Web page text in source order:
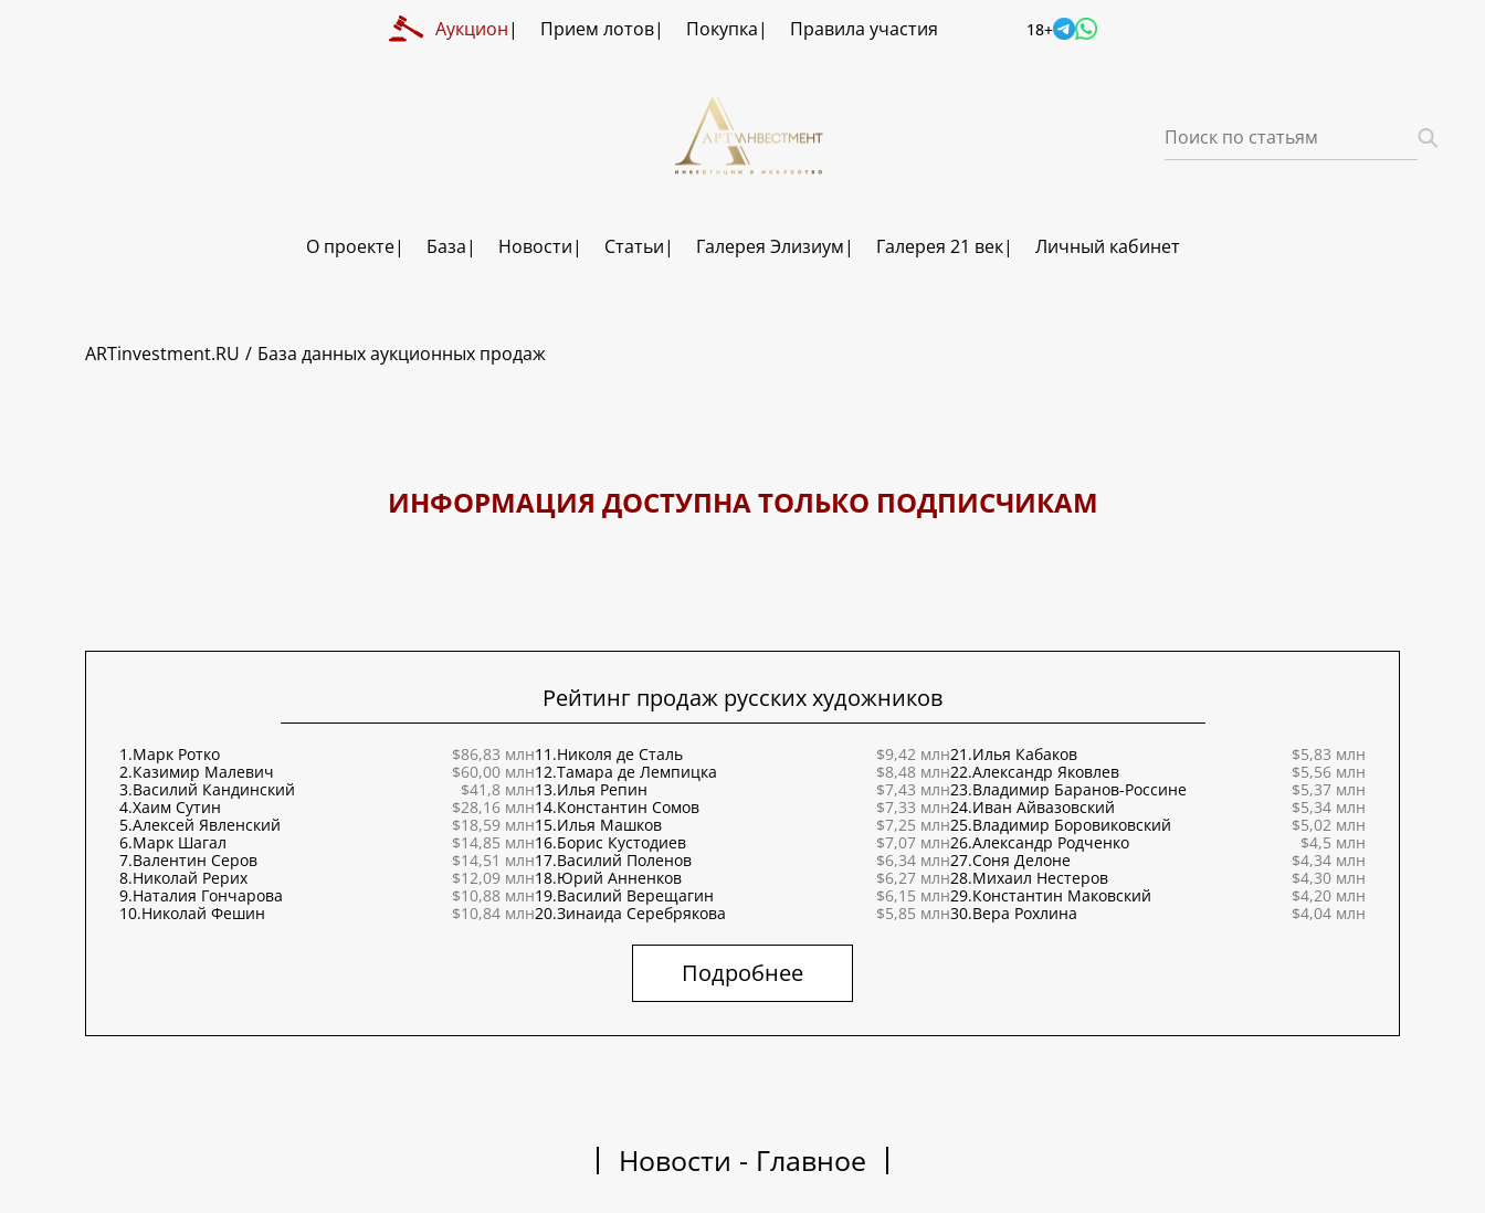
Аукцион Прием лотов Покупка Правила участия 18+
О проекте База Новости Статьи Галерея Элизиум Галерея 21 век Личный кабинет
ARTinvestment.RU База данных аукционных продаж
ИНФОРМАЦИЯ ДОСТУПНА ТОЛЬКО ПОДПИСЧИКАМ
Рейтинг продаж русских художников
1.Марк Ротко
$86,83 млн
2.Казимир Малевич
$60,00 млн
3.Василий Кандинский
$41,8 млн
4.Хаим Сутин
$28,16 млн
5.Алексей Явленский
$18,59 млн
6.Марк Шагал
$14,85 млн
7.Валентин Серов
$14,51 млн
8.Николай Рерих
$12,09 млн
9.Наталия Гончарова
$10,88 млн
10.Николай Фешин $10,84 млн
11.Николя де Сталь
$9,42 млн
12.Тамара де Лемпицка
$8,48 млн
13.Илья Репин
$7,43 млн
14.Константин Сомов
$7,33 млн
15.Илья Машков
$7,25 млн
16.Борис Кустодиев
$7,07 млн
17.Василий Поленов
$6,34 млн
18.Юрий Анненков
$6,27 млн
19.Василий Верещагин
$6,15 млн
20.Зинаида Серебрякова $5,85 млн
21.Илья Кабаков
$5,83 млн
22.Александр Яковлев
$5,56 млн
23.Владимир Баранов-Россине
$5,37 млн
24.Иван Айвазовский
$5,34 млн
25.Владимир Боровиковский
$5,02 млн
26.Александр Родченко
$4,5 млн
27.Соня Делоне
$4,34 млн
28.Михаил Нестеров
$4,30 млн
29.Константин Маковский
$4,20 млн
30.Вера Рохлина $4,04 млн
Подробнее
Новости - Главное